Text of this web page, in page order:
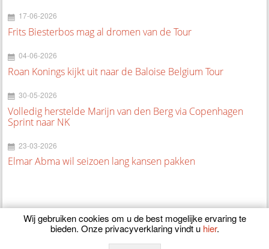
17-06-2026
Frits Biesterbos mag al dromen van de Tour
04-06-2026
Roan Konings kijkt uit naar de Baloise Belgium Tour
30-05-2026
Volledig herstelde Marijn van den Berg via Copenhagen
Sprint naar NK
23-03-2026
Elmar Abma wil seizoen lang kansen pakken
Wij gebruiken cookies om u de best mogelijke ervaring te
bieden. Onze privacyverklaring vindt u hier.